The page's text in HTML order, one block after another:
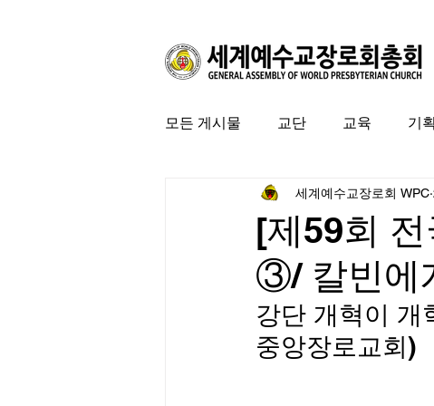
모든 게시물 교단 교육 기획
특집 미국 교계
[제59회
③/ 칼빈에
세계예수교장로회 WPC
강단 개혁이 개
중앙장로교회)